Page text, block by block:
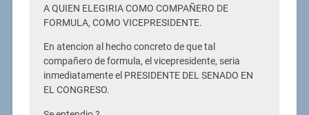
A QUIEN ELEGIRIA COMO COMPAÑERO DE
FORMULA, COMO VICEPRESIDENTE.
En atencion al hecho concreto de que tal
compañero de formula, el vicepresidente, seria
inmediatamente el PRESIDENTE DEL SENADO EN
EL CONGRESO.